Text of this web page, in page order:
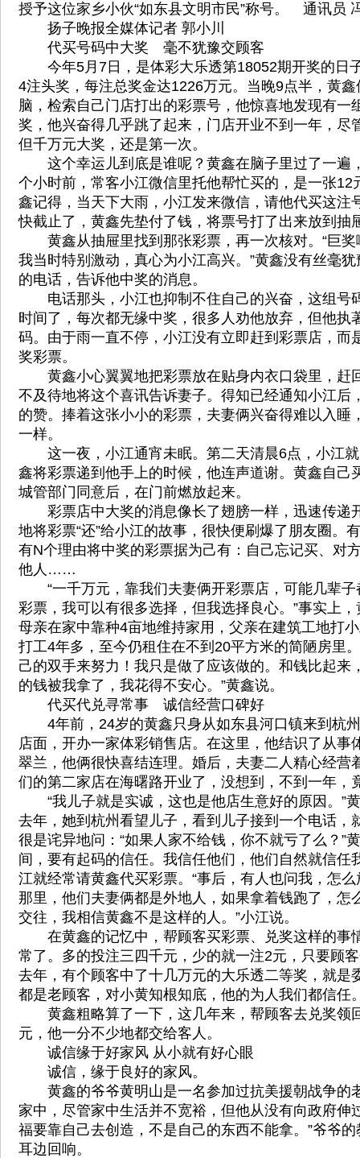
授予这位家乡小伙“如东县文明市民”称号。 通讯员
扬子晚报全媒体记者 郭小川
代买号码中大奖 毫不犹豫交顾客
今年5月7日，是体彩大乐透第18052期开奖的日
4注头奖，每注总奖金达1226万元。当晚9点半，黄
脑，检索自己门店打出的彩票号，他惊喜地发现有一
奖，他兴奋得几乎跳了起来，门店开业不到一年，尽
但千万元大奖，还是第一次。
这个幸运儿到底是谁呢？黄鑫在脑子里过了一遍
个小时前，常客小江微信里托他帮忙买的，是一张12
鑫记得，当天下大雨，小江发来微信，请他代买这注
快截止了，黄鑫先垫付了钱，将票号打了出来放到抽
黄鑫从抽屉里找到那张彩票，再一次核对。“巨奖
我当时特别激动，真心为小江高兴。”黄鑫没有丝毫
的电话，告诉他中奖的消息。
电话那头，小江也抑制不住自己的兴奋，这组号
时间了，每次都无缘中奖，很多人劝他放弃，但他执
码。由于雨一直不停，小江没有立即赶到彩票店，而
奖彩票。
黄鑫小心翼翼地把彩票放在贴身内衣口袋里，赶
不及待地将这个喜讯告诉妻子。得知已经通知小江后
的赞。捧着这张小小的彩票，夫妻俩兴奋得难以入睡
一样。
这一夜，小江通宵未眠。第二天清晨6点，小江就
鑫将彩票递到他手上的时候，他连声道谢。黄鑫自己
城管部门同意后，在门前燃放起来。
彩票店中大奖的消息像长了翅膀一样，迅速传递
地将彩票“还”给小江的故事，很快便刷爆了朋友圈。
有N个理由将中奖的彩票据为己有：自己忘记买、对
他人……
“一千万元，靠我们夫妻俩开彩票店，可能几辈子
彩票，我可以有很多选择，但我选择良心。”事实上
母亲在家中靠种4亩地维持家用，父亲在建筑工地打
打工4年多，至今仍租住在不到20平方米的简陋房里
己的双手来努力！我只是做了应该做的。和钱比起来
的钱被我拿了，我花得不安心。”黄鑫说。
代买代兑寻常事 诚信经营口碑好
4年前，24岁的黄鑫只身从如东县河口镇来到杭
店面，开办一家体彩销售店。在这里，他结识了从事
翠兰，他俩很快喜结连理。婚后，夫妻二人精心经营
们的第二家店在海曙路开业了，没想到，不到一年，
“我儿子就是实诚，这也是他店生意好的原因。”
去年，她到杭州看望儿子，看到儿子接到一个电话，
很是诧异地问：“如果人家不给钱，你不就亏了么？”
间，要有起码的信任。我信任他们，他们自然就信任
江就经常请黄鑫代买彩票。“事后，有人也问我，怎
那里，他们夫妻俩都是外地人，如果拿着钱跑了，怎
交往，我相信黄鑫不是这样的人。”小江说。
在黄鑫的记忆中，帮顾客买彩票、兑奖这样的事
常了。多的投注三四千元，少的就一注2元，只要顾
去年，有个顾客中了十几万元的大乐透二等奖，就是
都是老顾客，对小黄知根知底，他的为人我们都信任
黄鑫粗略算了一下，这几年来，帮顾客去兑奖领
元，他一分不少地都交给客人。
诚信缘于好家风 从小就有好心眼
诚信，缘于良好的家风。
黄鑫的爷爷黄明山是一名参加过抗美援朝战争的
家中，尽管家中生活并不宽裕，但他从没有向政府伸
福要靠自己去创造，不是自己的东西不能拿。”爷爷
耳边回响。